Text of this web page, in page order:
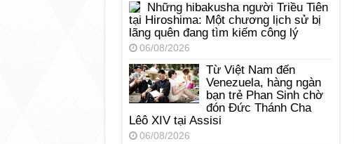
Những hibakusha người Triều Tiên
tại Hiroshima: Một chương lịch sử bị
lãng quên đang tìm kiếm công lý
06/08/2026
Từ Việt Nam đến
Venezuela, hàng ngàn
bạn trẻ Phan Sinh chờ
đón Đức Thánh Cha
Lêô XIV tại Assisi
06/08/2026